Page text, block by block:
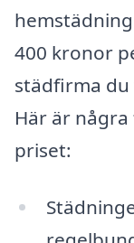
400 kronor
städfirma
Här är
priset: